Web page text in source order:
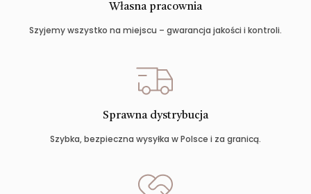
Własna pracownia
Szyjemy wszystko na miejscu – gwarancja jakości i kontroli.
Sprawna dystrybucja
Szybka, bezpieczna wysyłka w Polsce i za granicą.